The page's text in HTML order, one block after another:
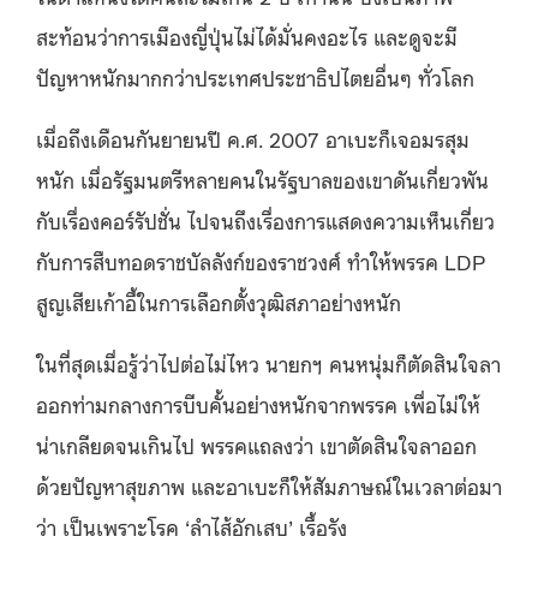
สะท้อนว่าการเมืองญี่ปุ่นไม่ได้มั่นคงอะไร และดูจะมี
ปัญหาหนักมากกว่าประเทศประชาธิปไตยอื่นๆ ทั่วโลก
เมื่อถึงเดือนกันยายนปี ค.ศ. 2007 อาเบะก็เจอมรสุม
หนัก เมื่อรัฐมนตรีหลายคนในรัฐบาลของเขาดันเกี่ยวพัน
กับเรื่องคอร์รัปชั่น ไปจนถึงเรื่องการแสดงความเห็นเกี่ยว
กับการสืบทอดราชบัลลังก์ของราชวงศ์ ทำให้พรรค LDP
สูญเสียเก้าอี้ในการเลือกตั้งวุฒิสภาอย่างหนัก
ในที่สุดเมื่อรู้ว่าไปต่อไม่ไหว นายกฯ คนหนุ่มก็ตัดสินใจลา
ออกท่ามกลางการบีบคั้นอย่างหนักจากพรรค เพื่อไม่ให้
น่าเกลียดจนเกินไป พรรคแถลงว่า เขาตัดสินใจลาออก
ด้วยปัญหาสุขภาพ และอาเบะก็ให้สัมภาษณ์ในเวลาต่อมา
ว่า เป็นเพราะโรค ‘ลำไส้อักเสบ’ เรื้อรัง